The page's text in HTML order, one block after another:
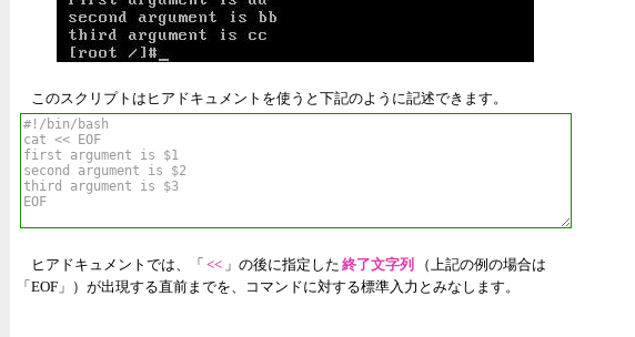
このスクリプトはヒアドキュメントを使うと下記のように記述できます。
ヒアドキュメントでは、「 << 」の後に指定した 終了文字列
（上記の例の場合は
「EOF」）が出現する直前までを、コマンドに対する標準入力とみなします。